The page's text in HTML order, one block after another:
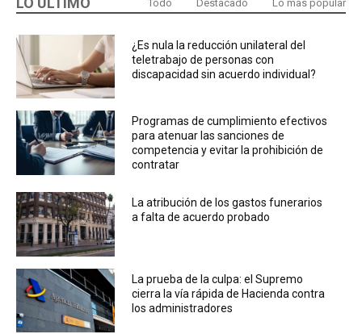
Todo Destacado Lo más popular
¿Es nula la reducción unilateral del
teletrabajo de personas con
discapacidad sin acuerdo individual?
Programas de cumplimiento efectivos
para atenuar las sanciones de
competencia y evitar la prohibición de
contratar
La atribución de los gastos funerarios
a falta de acuerdo probado
La prueba de la culpa: el Supremo
cierra la vía rápida de Hacienda contra
los administradores